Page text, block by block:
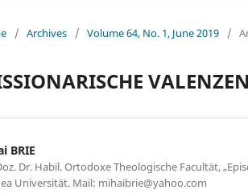
/ Archives / Volume 64, No. 1, June 2019 /
BRIE
Dr. Habil. Ortodoxe Theologische Facultät,
Universität. Mail: mihaibrie@yahoo.com